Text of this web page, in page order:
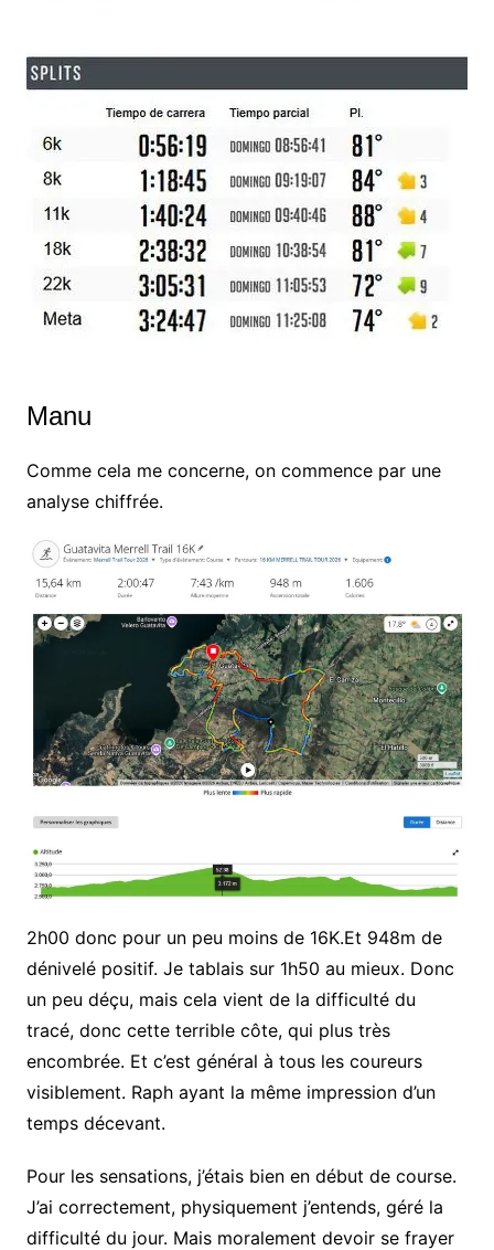
Manu
Comme cela me concerne, on commence par une
analyse chiffrée.
2h00 donc pour un peu moins de 16K.Et 948m de
dénivelé positif. Je tablais sur 1h50 au mieux. Donc
un peu déçu, mais cela vient de la difficulté du
tracé, donc cette terrible côte, qui plus très
encombrée. Et c’est général à tous les coureurs
visiblement. Raph ayant la même impression d’un
temps décevant.
Pour les sensations, j’étais bien en début de course.
J’ai correctement, physiquement j’entends, géré la
difficulté du jour. Mais moralement devoir se frayer